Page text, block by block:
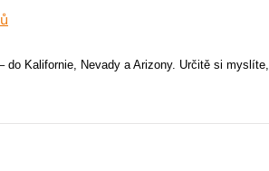
do Kalifornie, Nevady a Arizony. Určitě si